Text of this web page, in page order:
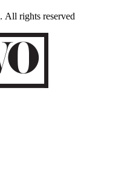
. All rights reserved